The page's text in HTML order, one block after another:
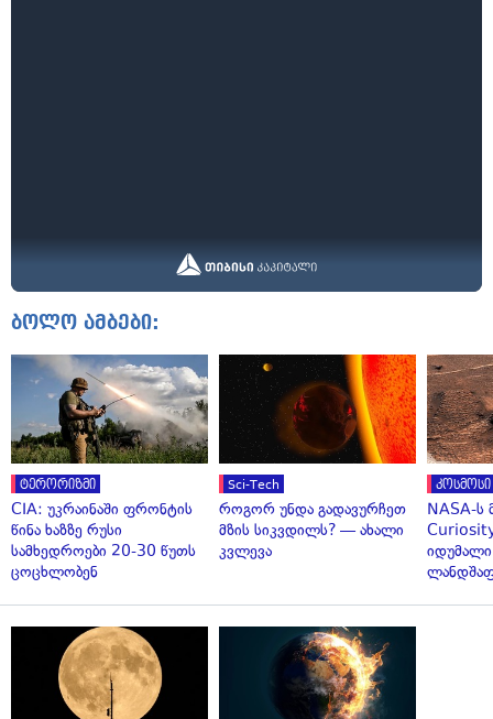
ბოლო ამბები:
ტერორიზმი
CIA: უკრაინაში ფრონტის
წინა ხაზზე რუსი
სამხედროები 20-30 წუთს
ცოცხლობენ
Sci-Tech
როგორ უნდა გადავურჩეთ
მზის სიკვდილს? — ახალი
კვლევა
კოსმოსი
NASA-ს